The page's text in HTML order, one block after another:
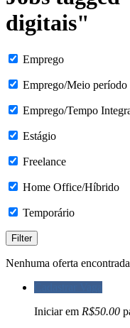
digitais"
Emprego
Emprego/Meio período
Emprego/Tempo
Estágio
Freelance
Home Office/Híbrido
Temporário
Nenhuma oferta
Iniciar em R$50.00